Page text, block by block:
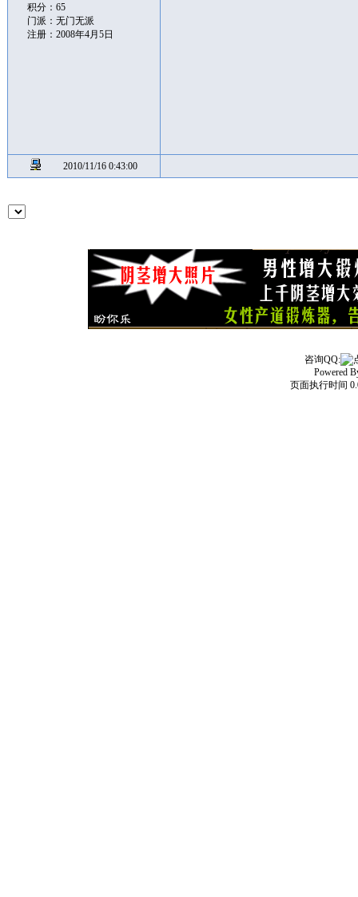
积分：65
门派：无门无派
注册：2008年4月5日
2010/11/16 0:43:00
咨询QQ:
Powered
页面执行时间